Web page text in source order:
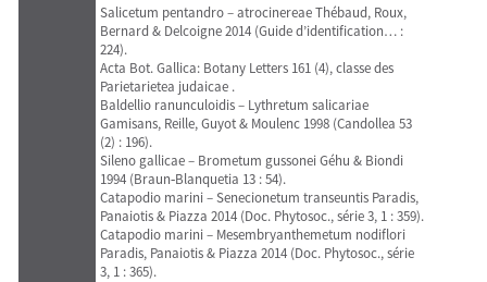
Salicetum pentandro – atrocinereae Thébaud, Roux,
Bernard & Delcoigne 2014 (Guide d’identification… :
224).
Acta Bot. Gallica: Botany Letters 161 (4), classe des
Parietarietea judaicae .
Baldellio ranunculoidis – Lythretum salicariae
Gamisans, Reille, Guyot & Moulenc 1998 (Candollea 53
(2) : 196).
Sileno gallicae – Brometum gussonei Géhu & Biondi
1994 (Braun‑Blanquetia 13 : 54).
Catapodio marini – Senecionetum transeuntis Paradis,
Panaiotis & Piazza 2014 (Doc. Phytosoc., série 3, 1 : 359).
Catapodio marini – Mesembryanthemetum nodiflori
Paradis, Panaiotis & Piazza 2014 (Doc. Phytosoc., série
3, 1 : 365).